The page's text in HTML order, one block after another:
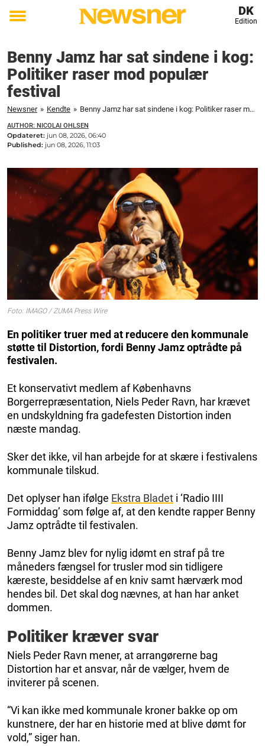
Toggle
DK
Edition
Benny Jamz har sat sindene i kog:
Politiker raser mod populær
festival
Newsner » Kendte » Benny Jamz har sat sindene i kog: Politiker raser mod populær festival
AUTHOR: NICOLAI OHLSEN
Opdateret: jun 08, 2026, 06:40
Published: jun 08, 2026, 11:03
Foto: IMAGO / ZUMA Press Wire
En politiker truer med at reducere den kommunale
støtte til Distortion, fordi Benny Jamz optrådte på
festivalen.
Et konservativt medlem af Københavns
Borgerrepræsentation, Niels Peder Ravn, har krævet
en undskyldning fra gadefesten Distortion inden
næste mandag.
Sker det ikke, vil han arbejde for at skære i festivalens
kommunale tilskud.
Det oplyser han ifølge Ekstra Bladet i ‘Radio IIII
Formiddag’ som følge af, at den kendte rapper Benny
Jamz optrådte til festivalen.
Benny Jamz blev for nylig idømt en straf på tre
måneders fængsel for trusler mod sin tidligere
kæreste, besiddelse af en kniv samt hærværk mod
hendes bil. Det skal dog nævnes, at han har anket
dommen.
Politiker kræver svar
Niels Peder Ravn mener, at arrangørerne bag
Distortion har et ansvar, når de vælger, hvem de
inviterer på scenen.
“Vi kan ikke med kommunale kroner bakke op om
kunstnere, der har en historie med at blive dømt for
vold,” siger han.